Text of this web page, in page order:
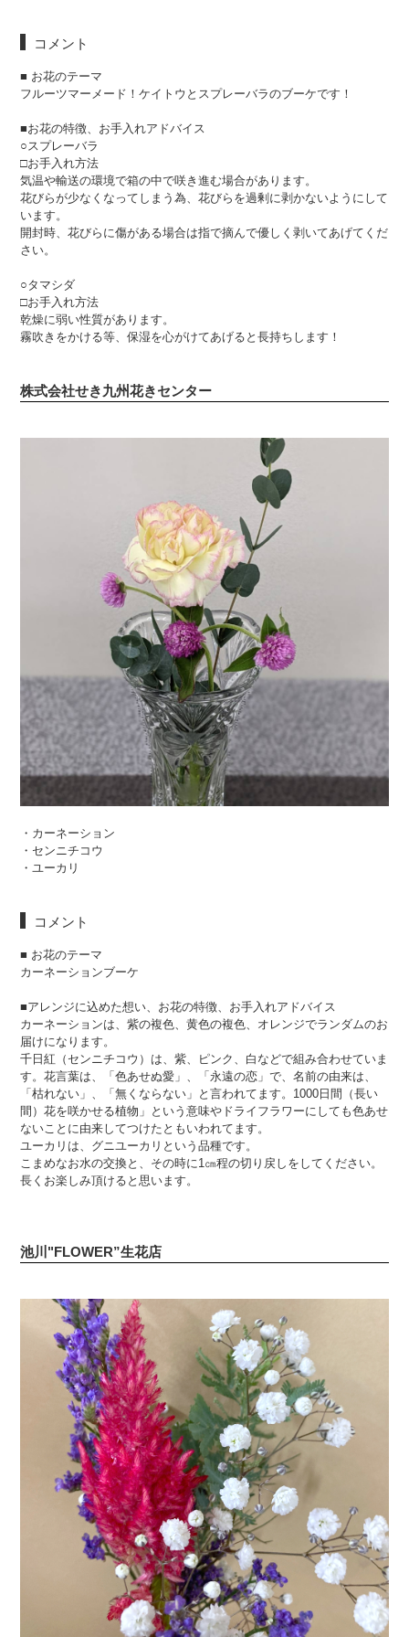
コメント
■ お花のテーマ
フルーツマーメード！ケイトウとスプレーバラのブーケです！
■お花の特徴、お手入れアドバイス
○スプレーバラ
□お手入れ方法
気温や輸送の環境で箱の中で咲き進む場合があります。
花びらが少なくなってしまう為、花びらを過剰に剥かないようにして
います。
開封時、花びらに傷がある場合は指で摘んで優しく剥いてあげてくだ
さい。
○タマシダ
□お手入れ方法
乾燥に弱い性質があります。
霧吹きをかける等、保湿を心がけてあげると長持ちします！
株式会社せき九州花きセンター
・カーネーション
・センニチコウ
・ユーカリ
コメント
■ お花のテーマ
カーネーションブーケ
■アレンジに込めた想い、お花の特徴、お手入れアドバイス
カーネーションは、紫の複色、黄色の複色、オレンジでランダムのお
届けになります。
千日紅（センニチコウ）は、紫、ピンク、白などで組み合わせていま
す。花言葉は、「色あせぬ愛」、「永遠の恋」で、名前の由来は、
「枯れない」、「無くならない」と言われてます。1000日間（長い
間）花を咲かせる植物」という意味やドライフラワーにしても色あせ
ないことに由来してつけたともいわれてます。
ユーカリは、グニユーカリという品種です。
こまめなお水の交換と、その時に1㎝程の切り戻しをしてください。
長くお楽しみ頂けると思います。
池川"FLOWER”生花店